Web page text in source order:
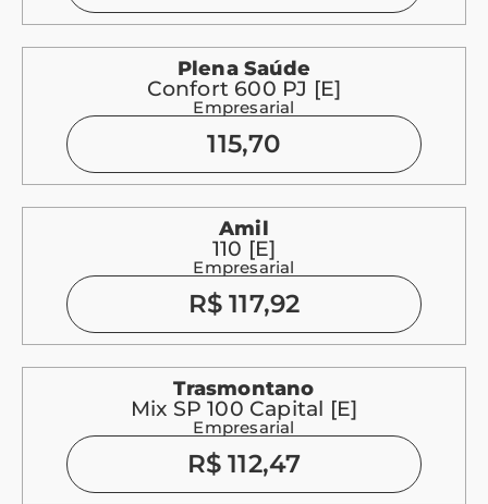
Plena Saúde
Confort 600 PJ [E]
Empresarial
115,70
Amil
110 [E]
Empresarial
R$ 117,92
Trasmontano
Mix SP 100 Capital [E]
Empresarial
R$ 112,47